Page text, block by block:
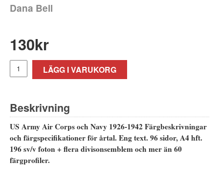
Dana Bell
130kr
LÄGG I VARUKORG
Beskrivning
US Army Air Corps och Navy 1926-1942Färgbeskrivningar
och färgspecifikationer för årtal. Eng text. 96 sidor, A4 hft.
196 sv/v foton + flera divisonsemblem och mer än 60
färgprofiler.